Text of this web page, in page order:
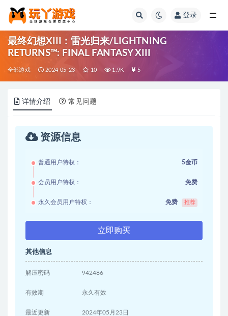
登录
最终幻想XIII：雷光归来/LIGHTNING
RETURNS™: FINAL FANTASY XIII
全部游戏 2024-05-23 10 1.9K 5
详情介绍 常见问题
资源信息
普通用户特权： 5金币
会员用户特权： 免费
永久会员用户特权： 免费 推荐
立即购买
其他信息
解压密码 942486
有效期 永久有效
最近更新 2024年05月23日